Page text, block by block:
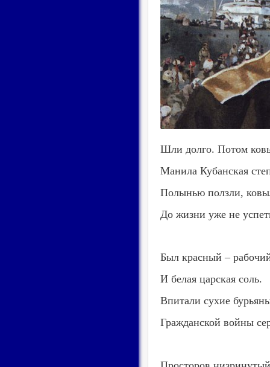
Шли долго. Потом
Манила Кубанская
Полынью ползли,
До жизни уже не
Был красный –
И белая царская соль.
Впитали сухие
Гражданской войны